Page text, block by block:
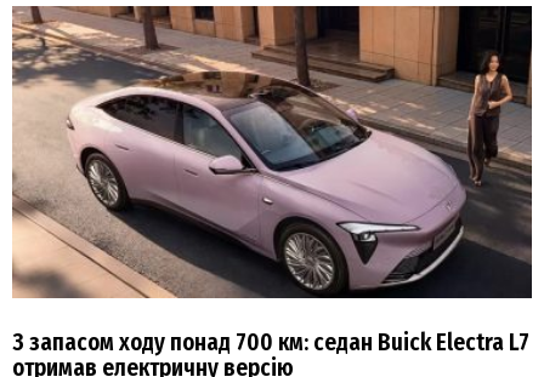
З запасом ходу понад 700 км: седан Buick Electra L7
отримав електричну версію